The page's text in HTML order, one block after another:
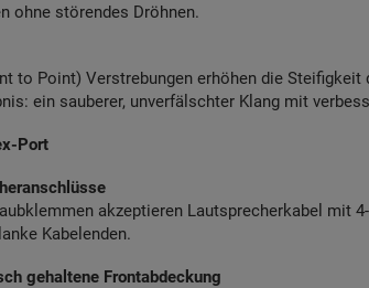
ohne störendes Dröhnen.
to Point) Verstrebungen erhöhen die Steifigkeit
ein sauberer, unverfälschter Klang mit
Port
akzeptieren Lautsprecherkabel mit
Kabelenden.
gehaltene Frontabdeckung